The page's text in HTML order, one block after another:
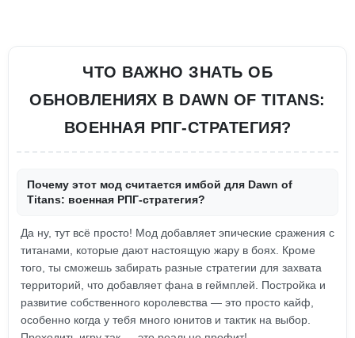
ЧТО ВАЖНО ЗНАТЬ ОБ
ОБНОВЛЕНИЯХ В DAWN OF TITANS:
ВОЕННАЯ РПГ-СТРАТЕГИЯ?
Почему этот мод считается имбой для Dawn of
Titans: военная РПГ-стратегия?
Да ну, тут всё просто! Мод добавляет эпические сражения с
титанами, которые дают настоящую жару в боях. Кроме
того, ты сможешь забирать разные стратегии для захвата
территорий, что добавляет фана в геймплей. Постройка и
развитие собственного королевства — это просто кайф,
особенно когда у тебя много юнитов и тактик на выбор.